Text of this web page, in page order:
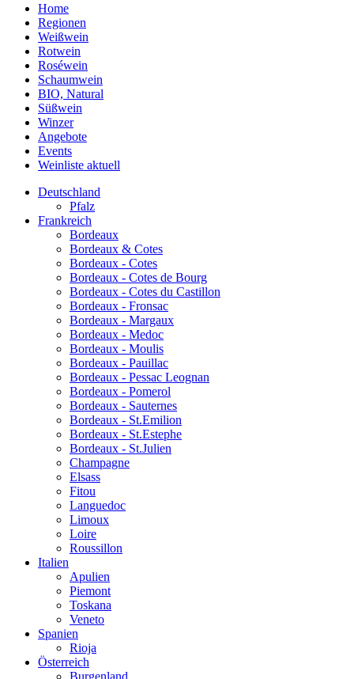
Home
Regionen
Weißwein
Rotwein
Roséwein
Schaumwein
BIO, Natural
Süßwein
Winzer
Angebote
Events
Weinliste aktuell
Deutschland
Pfalz
Frankreich
Bordeaux
Bordeaux & Cotes
Bordeaux - Cotes
Bordeaux - Cotes de Bourg
Bordeaux - Cotes du Castillon
Bordeaux - Fronsac
Bordeaux - Margaux
Bordeaux - Medoc
Bordeaux - Moulis
Bordeaux - Pauillac
Bordeaux - Pessac Leognan
Bordeaux - Pomerol
Bordeaux - Sauternes
Bordeaux - St.Emilion
Bordeaux - St.Estephe
Bordeaux - St.Julien
Champagne
Elsass
Fitou
Languedoc
Limoux
Loire
Roussillon
Italien
Apulien
Piemont
Toskana
Veneto
Spanien
Rioja
Österreich
Burgenland